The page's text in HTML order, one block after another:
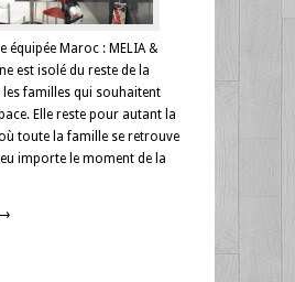
équipée Maroc : MELIA &
est isolé du reste de la
familles qui souhaitent
Elle reste pour autant la
toute la famille se retrouve
importe le moment de la